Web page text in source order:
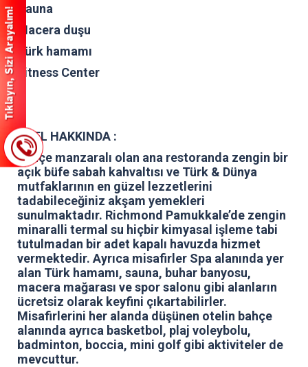
Sauna
Macera duşu
Türk hamamı
Fitness Center
OTEL HAKKINDA :
Bahçe manzaralı olan ana restoranda zengin bir
açık büfe sabah kahvaltısı ve Türk & Dünya
mutfaklarının en güzel lezzetlerini
tadabileceğiniz akşam yemekleri
sunulmaktadır. Richmond Pamukkale’de zengin
minaralli termal su hiçbir kimyasal işleme tabi
tutulmadan bir adet kapalı havuzda hizmet
vermektedir. Ayrıca misafirler Spa alanında yer
alan Türk hamamı, sauna, buhar banyosu,
macera mağarası ve spor salonu gibi alanların
ücretsiz olarak keyfini çıkartabilirler.
Misafirlerini her alanda düşünen otelin bahçe
alanında ayrıca basketbol, plaj voleybolu,
badminton, boccia, mini golf gibi aktiviteler de
mevcuttur.